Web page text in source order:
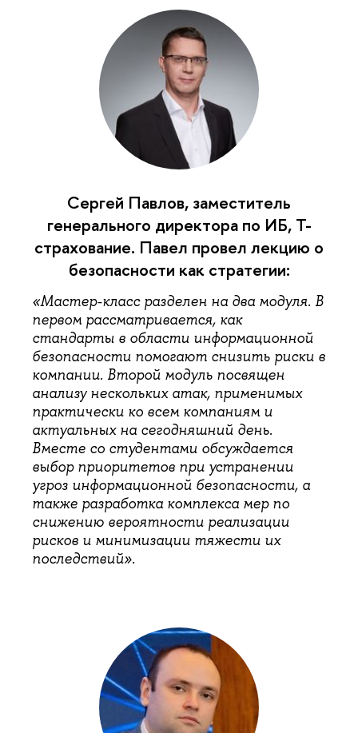
Сергей Павлов, заместитель
генерального директора по ИБ, Т-
страхование. Павел провел лекцию о
безопасности как стратегии:
«Мастер-класс разделен на два модуля. В
первом рассматривается, как
стандарты в области информационной
безопасности помогают снизить риски в
компании. Второй модуль посвящен
анализу нескольких атак, применимых
практически ко всем компаниям и
актуальных на сегодняшний день.
Вместе со студентами обсуждается
выбор приоритетов при устранении
угроз информационной безопасности, а
также разработка комплекса мер по
снижению вероятности реализации
рисков и минимизации тяжести их
последствий».